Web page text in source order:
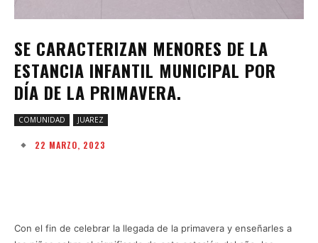
SE CARACTERIZAN MENORES DE LA
ESTANCIA INFANTIL MUNICIPAL POR
DÍA DE LA PRIMAVERA.
COMUNIDAD JUAREZ
22 MARZO, 2023
Con el fin de celebrar la llegada de la primavera y enseñarles a